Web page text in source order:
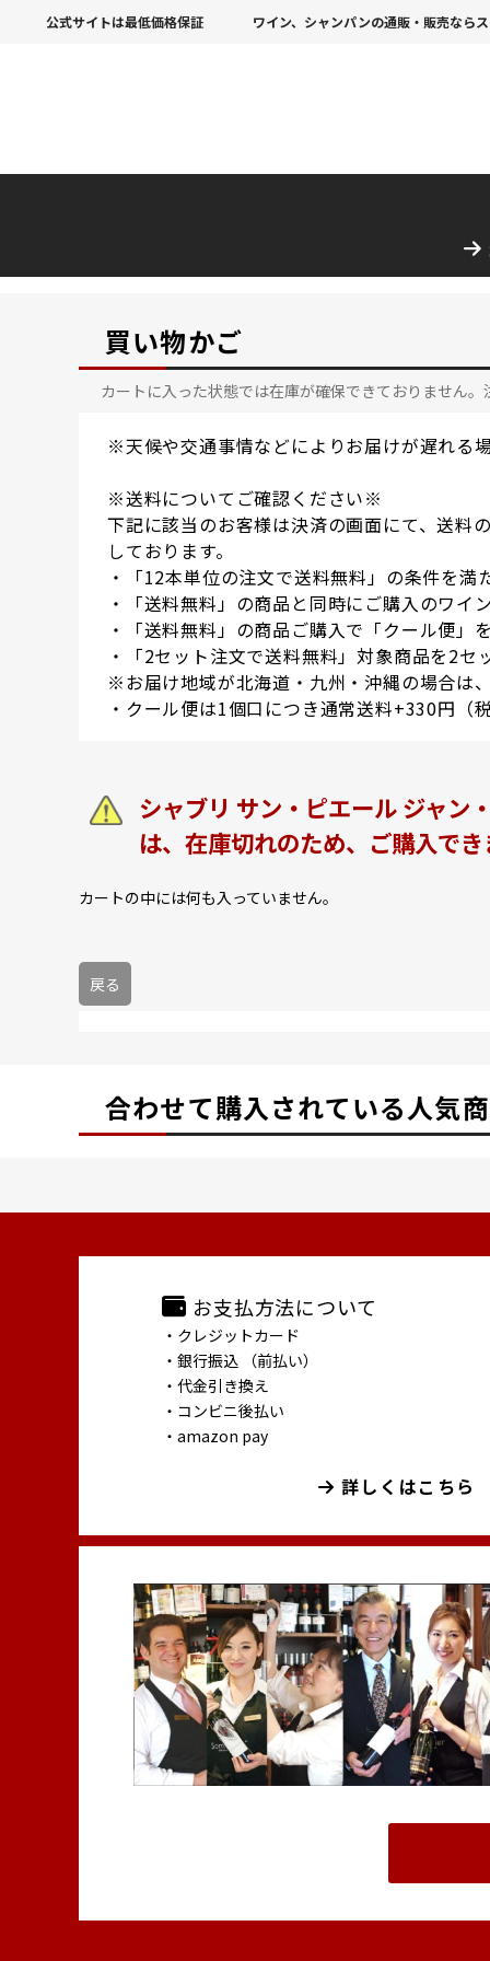
公式サイトは最低価格保証 ワイン、シャンパンの通販・販売なら
買い物かご
カートに入った状態では在庫が確保できておりません
※天候や交通事情などによりお届けが遅れる
※送料についてご確認ください※
下記に該当のお客様は決済の画面にて、送料
しております。
・「12本単位の注文で送料無料」の条件を満
・「送料無料」の商品と同時にご購入のワイ
・「送料無料」の商品ご購入で「クール便」
・「2セット注文で送料無料」対象商品を2
※お届け地域が北海道・九州・沖縄の場合は
・クール便は1個口につき通常送料+330円（
シャブリ サン・ピエール ジャ
は、在庫切れのため、ご購入で
カートの中には何も入っていません。
戻る
合わせて購入されている人気
お支払方法について
・クレジットカード
・銀行振込 （前払い）
・代金引き換え
・コンビニ後払い
・amazon pay
詳しくはこちら